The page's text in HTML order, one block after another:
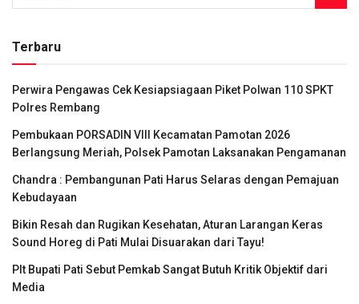
Terbaru
Perwira Pengawas Cek Kesiapsiagaan Piket Polwan 110 SPKT
Polres Rembang
Pembukaan PORSADIN VIII Kecamatan Pamotan 2026
Berlangsung Meriah, Polsek Pamotan Laksanakan Pengamanan
Chandra : Pembangunan Pati Harus Selaras dengan Pemajuan
Kebudayaan
Bikin Resah dan Rugikan Kesehatan, Aturan Larangan Keras
Sound Horeg di Pati Mulai Disuarakan dari Tayu!
Plt Bupati Pati Sebut Pemkab Sangat Butuh Kritik Objektif dari
Media